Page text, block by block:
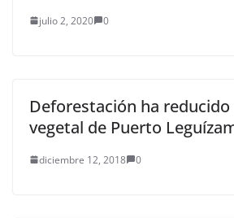
julio 2, 2020 0
Deforestación ha
vegetal de Puerto
diciembre 12, 2018 0